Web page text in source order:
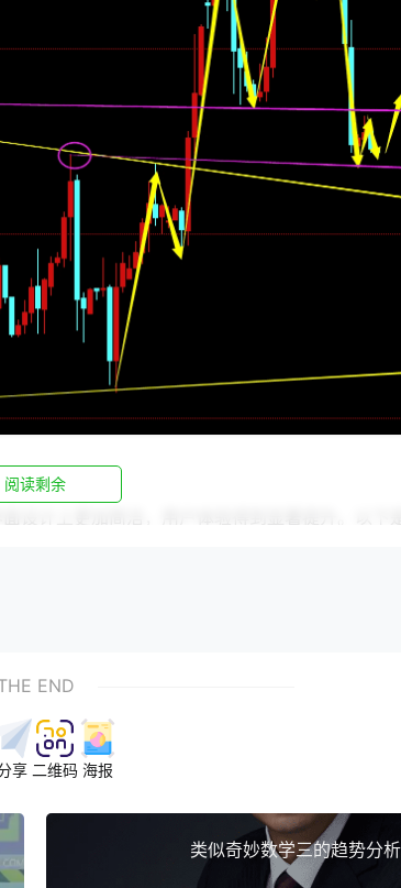
数据。
阅读剩余
END
享 二维码 海报
类似奇妙数学三的趋势分